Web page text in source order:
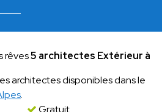
rêves5 architectes Extérieur à
architectes disponibles dans le
.